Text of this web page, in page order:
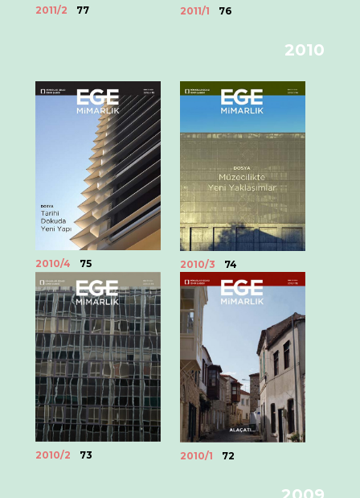
2010
2010/4 75 2010/3 74
2010/2 73 2010/1 72
2011/2 77 2011/1 76